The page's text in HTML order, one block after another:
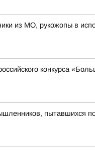
из МО, рукожопы в
конкурса
пытавшихся